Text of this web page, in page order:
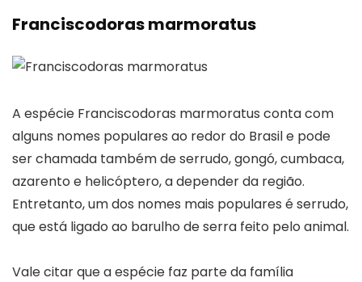
Franciscodoras marmoratus
A espécie Franciscodoras marmoratus conta com
alguns nomes populares ao redor do Brasil e pode
ser chamada também de serrudo, gongó, cumbaca,
azarento e helicóptero, a depender da região.
Entretanto, um dos nomes mais populares é serrudo,
que está ligado ao barulho de serra feito pelo animal.
Vale citar que a espécie faz parte da família